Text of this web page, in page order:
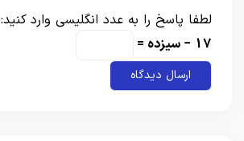
لطفا پاسخ را به عدد انگلیسی وارد کنید:
17 − سیزده =